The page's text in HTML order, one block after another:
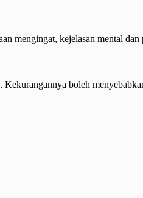
mengingat, kejelasan mental
boleh